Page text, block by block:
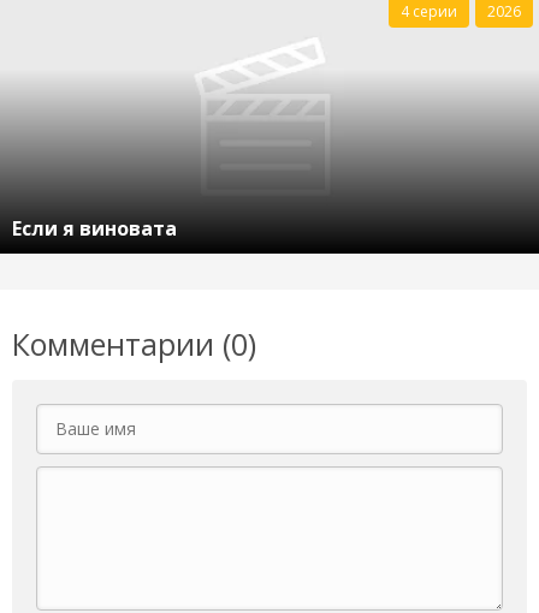
Если я виновата
4 серии 2026
Комментарии (0)